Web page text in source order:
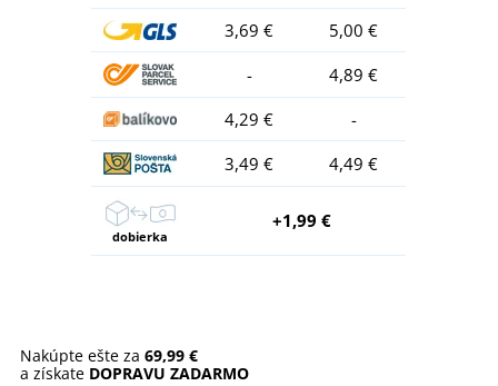
3,69 €
5,00 €
-
4,89 €
4,29 €
-
3,49 €
4,49 €
dobierka
+1,99 €
Nakúpte ešte za 69,99 €
a získate DOPRAVU ZADARMO